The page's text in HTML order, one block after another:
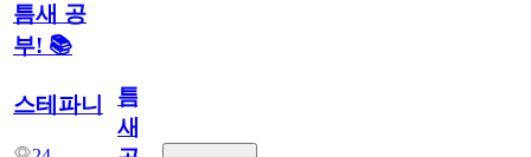
틈새 공
부! 📚
스테파니
틈
새